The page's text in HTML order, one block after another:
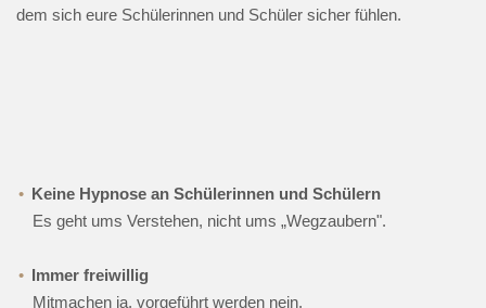
dem sich eure Schülerinnen und Schüler sicher fühlen.
Keine Hypnose an Schülerinnen und Schülern
Es geht ums Verstehen, nicht ums „Wegzaubern".
Immer freiwillig
Mitmachen ja, vorgeführt werden nein.